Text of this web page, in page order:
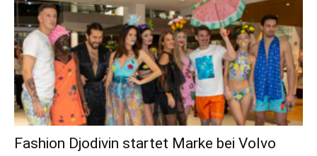
Fashion Djodivin startet Marke bei Volvo